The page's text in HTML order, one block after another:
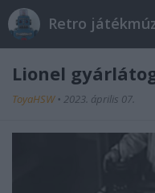
Retro
Lionel
ToyaHSW • 2023. április 07.